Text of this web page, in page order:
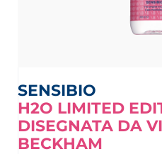
SENSIBIO
H2O LIMITED
DISEGNATA DA
BECKHAM